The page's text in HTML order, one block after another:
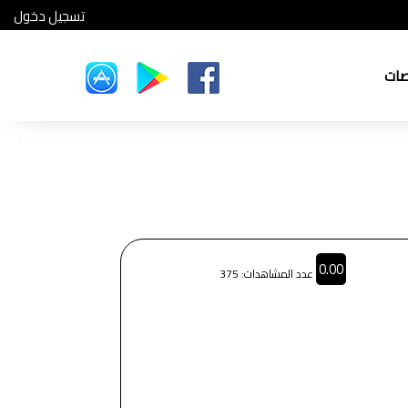
تسجيل دخول
0.00 عدد المشاهدات: 375